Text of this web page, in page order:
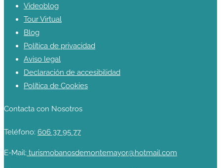
Videoblog
Tour Virtual
Blog
Política de privacidad
Aviso legal
Declaración de accesibilidad
Política de Cookies
Contacta con Nosotros
Teléfono: 606 37 95 77
E-Mail: turismobanosdemontemayor@hotmail.com